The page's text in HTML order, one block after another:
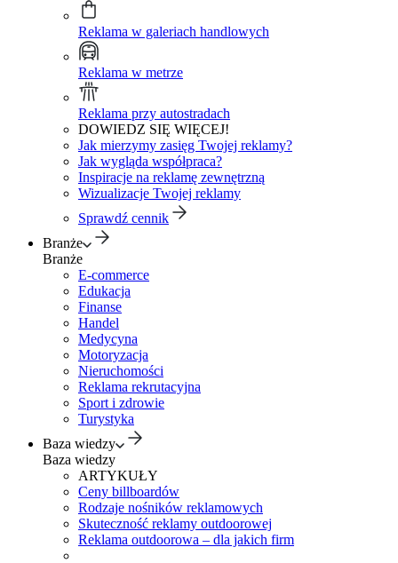
Reklama w galeriach handlowych
Reklama w metrze
Reklama przy autostradach
DOWIEDZ SIĘ WIĘCEJ!
Jak mierzymy zasięg Twojej reklamy?
Jak wygląda współpraca?
Inspiracje na reklamę zewnętrzną
Wizualizacje Twojej reklamy
Sprawdź cennik
Branże
Branże
E-commerce
Edukacja
Finanse
Handel
Medycyna
Motoryzacja
Nieruchomości
Reklama rekrutacyjna
Sport i zdrowie
Turystyka
Baza wiedzy
Baza wiedzy
ARTYKUŁY
Ceny billboardów
Rodzaje nośników reklamowych
Skuteczność reklamy outdoorowej
Reklama outdoorowa – dla jakich firm